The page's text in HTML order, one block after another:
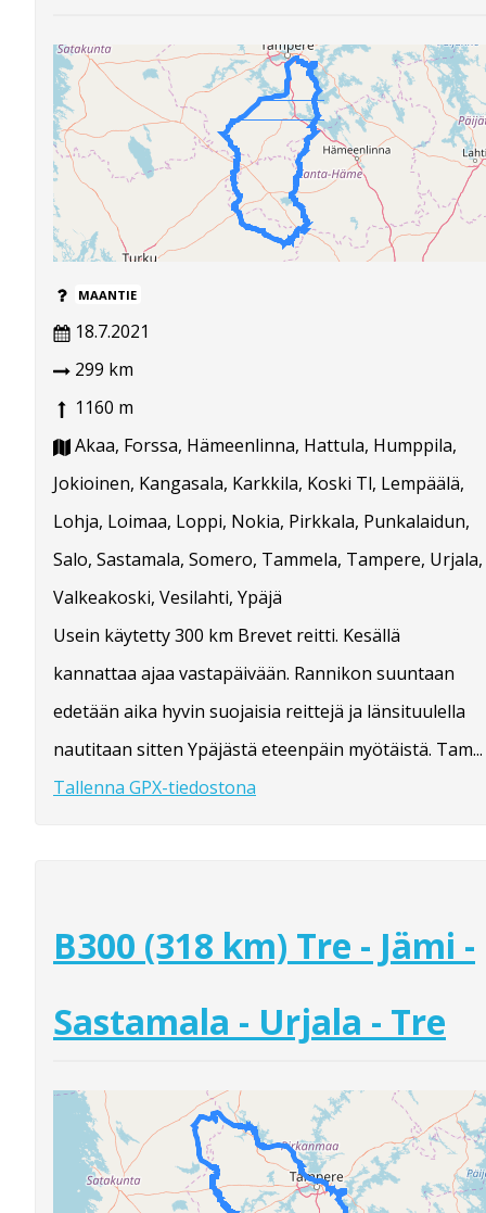
MAANTIE
18.7.2021
299 km
1160 m
Akaa, Forssa, Hämeenlinna, Hattula, Humppila,
Jokioinen, Kangasala, Karkkila, Koski Tl, Lempäälä,
Lohja, Loimaa, Loppi, Nokia, Pirkkala, Punkalaidun,
Salo, Sastamala, Somero, Tammela, Tampere, Urjala,
Valkeakoski, Vesilahti, Ypäjä
Usein käytetty 300 km Brevet reitti. Kesällä
kannattaa ajaa vastapäivään. Rannikon suuntaan
edetään aika hyvin suojaisia reittejä ja länsituulella
nautitaan sitten Ypäjästä eteenpäin myötäistä. Tam...
Tallenna GPX-tiedostona
B300 (318 km) Tre - Jämi -
Sastamala - Urjala - Tre